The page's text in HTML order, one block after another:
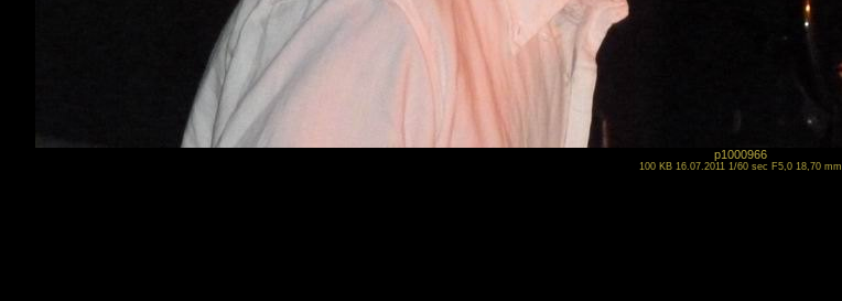
p1000966
100 KB 16.07.2011 1/60 sec F5,0 18,70 mm